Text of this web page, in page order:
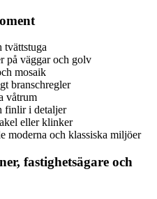
på väggar och golv
mosaik
branschregler
våtrum
finlir i detaljer
eller klinker
moderna och klassiska miljöer
fastighetsägare och